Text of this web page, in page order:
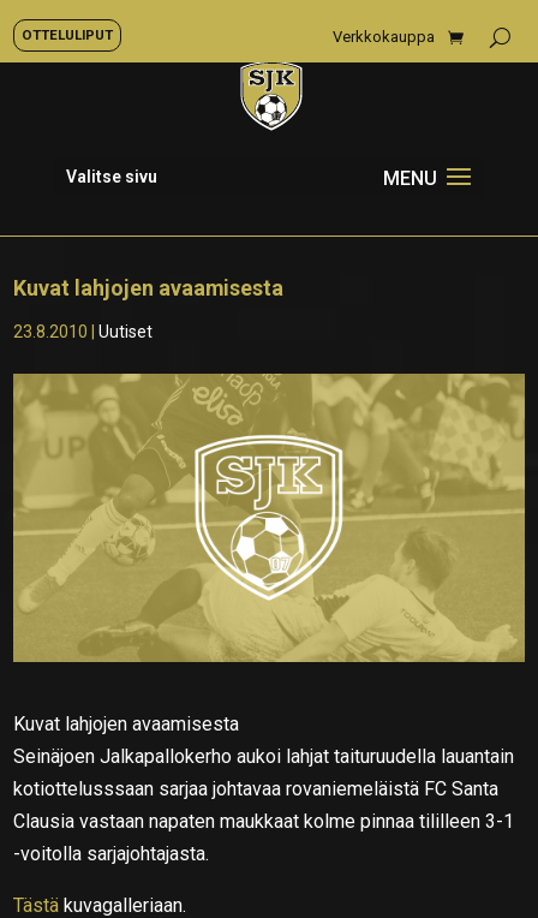
OTTELULIPUT Verkkokauppa
Valitse sivu
Kuvat lahjojen avaamisesta
23.8.2010 |Uutiset
Kuvat lahjojen avaamisesta
Seinäjoen Jalkapallokerho aukoi lahjat taituruudella lauantain
kotiottelusssaan sarjaa johtavaa rovaniemeläistä FC Santa
Clausia vastaan napaten maukkaat kolme pinnaa tililleen 3-1
-voitolla sarjajohtajasta.
Tästä kuvagalleriaan.